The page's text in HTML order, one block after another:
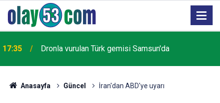
17:35 Dronla vurulan Türk gemisi Samsun'da
Anasayfa Güncel İran'dan ABD'ye uyarı